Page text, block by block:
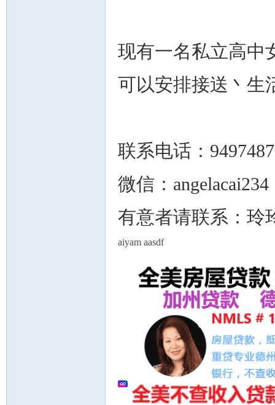
现有一名私立高中
可以安排接送丶生
联系电话：
微信：angelacai234
有意者请联系：玲
aiyam aasdf